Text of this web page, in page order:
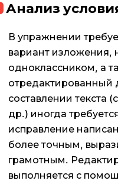
Анализ
В упражнении
вариант
одноклассником, а
отредактированный
составлении текста
др.) иногда
исправление
более точным,
грамотным.
выполняется с